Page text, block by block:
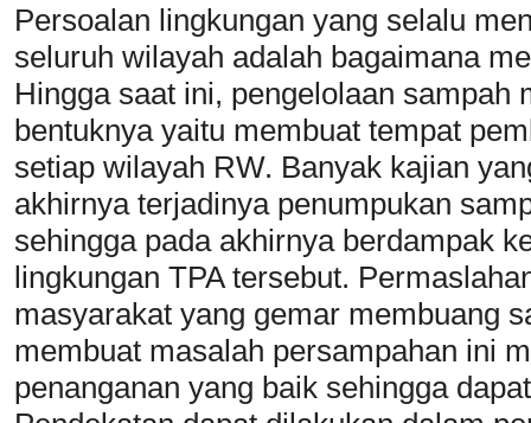
Persoalan lingkungan yang selalu
seluruh wilayah adalah bagaimana
Hingga saat ini, pengelolaan sampah
bentuknya yaitu membuat tempat
setiap wilayah RW. Banyak kajian
akhirnya terjadinya penumpukan
sehingga pada akhirnya berdampak
lingkungan TPA tersebut.
masyarakat yang gemar membuang
membuat masalah persampahan ini
penanganan yang baik sehingga